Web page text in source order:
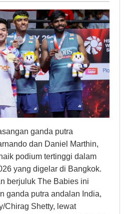
ganda putra
dan Daniel Marthin,
podium tertinggi dalam
yang digelar di Bangkok.
berjuluk The Babies ini
ganda putra andalan India,
Chirag Shetty, lewat